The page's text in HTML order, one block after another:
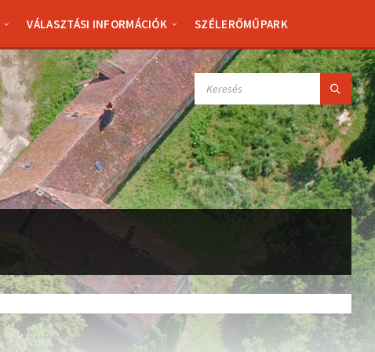
VÁLASZTÁSI INFORMÁCIÓK SZÉLERŐMŰPARK
SEARCH: